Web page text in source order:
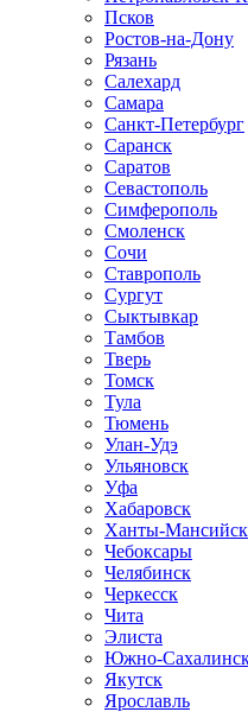
Псков
Ростов-на-Дону
Рязань
Салехард
Самара
Санкт-Петербург
Саранск
Саратов
Севастополь
Симферополь
Смоленск
Сочи
Ставрополь
Сургут
Сыктывкар
Тамбов
Тверь
Томск
Тула
Тюмень
Улан-Удэ
Ульяновск
Уфа
Хабаровск
Ханты-Мансийск
Чебоксары
Челябинск
Черкесск
Чита
Элиста
Южно-
Якутск
Ярославль